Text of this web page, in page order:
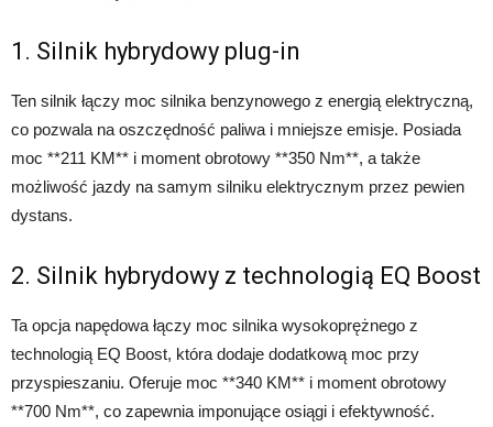
1. Silnik hybrydowy plug-in
Ten silnik łączy moc silnika benzynowego z energią elektryczną,
co pozwala na oszczędność paliwa i mniejsze emisje. Posiada
moc **211 KM** i moment obrotowy **350 Nm**, a także
możliwość jazdy na samym silniku elektrycznym przez pewien
dystans.
2. Silnik hybrydowy z technologią EQ Boost
Ta opcja napędowa łączy moc silnika wysokoprężnego z
technologią EQ Boost, która dodaje dodatkową moc przy
przyspieszaniu. Oferuje moc **340 KM** i moment obrotowy
**700 Nm**, co zapewnia imponujące osiągi i efektywność.